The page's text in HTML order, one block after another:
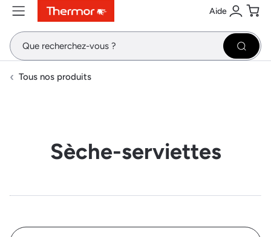
ContenuMenuRecherche Aide
Se
Tous nos produits
Sèche-serviettes